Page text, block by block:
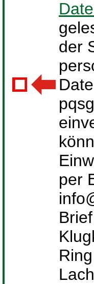
der
per